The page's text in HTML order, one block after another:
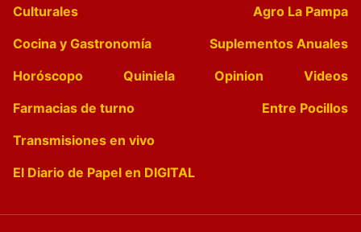
Culturales
Agro La Pampa
Cocina y Gastronomía
Suplementos Anuales
Horóscopo
Quiniela Opinion
Videos
Farmacias de turno
Entre Pocillos
Transmisiones en vivo
El Diario de Papel en DIGITAL